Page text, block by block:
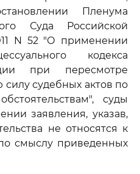
Пленума
Суда Российской
N 52 "О применении
кодекса
при пересмотре
судебных актов по
суды
заявления, указав,
не относятся к
смыслу приведенных